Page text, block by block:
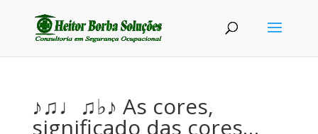
♪♫♩♫♭♪ As cores,
significado das cores…